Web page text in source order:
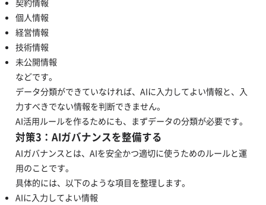
契約情報
個人情報
経営情報
技術情報
未公開情報
などです。
データ分類ができていなければ、AIに入力してよい情報と、入
力すべきでない情報を判断できません。
AI活用ルールを作るためにも、まずデータの分類が必要です。
対策3：AIガバナンスを整備する
AIガバナンスとは、AIを安全かつ適切に使うためのルールと運
用のことです。
具体的には、以下のような項目を整理します。
AIに入力してよい情報